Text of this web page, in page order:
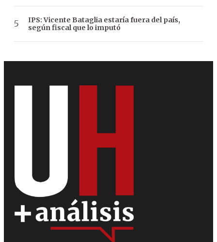
IPS: Vicente Bataglia estaría fuera del país,
según fiscal que lo imputó